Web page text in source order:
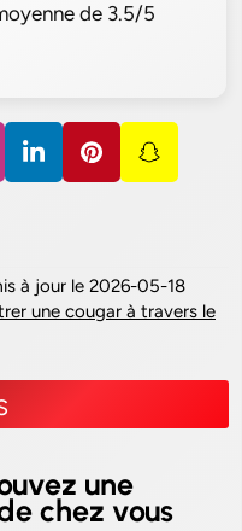
de 3.5/5
à jour le 2026-05-18
une cougar à travers le
une
chez vous